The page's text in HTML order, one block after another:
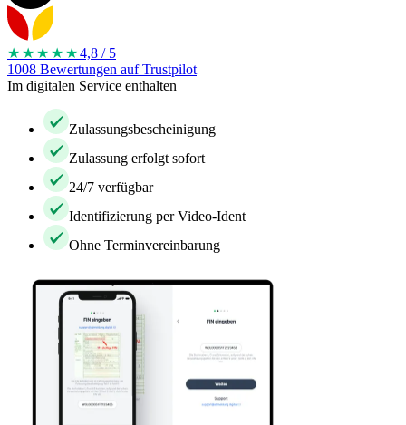
★★★★ ★4,8 / 5
1008 Bewertungen auf Trustpilot
Im digitalen Service enthalten
Zulassungsbescheinigung
Zulassung erfolgt sofort
24/7 verfügbar
Identifizierung per Video-Ident
Ohne Terminvereinbarung